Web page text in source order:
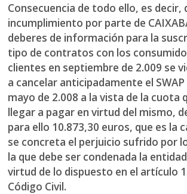
Consecuencia de todo ello, es decir,
incumplimiento por parte de
deberes de información para la
tipo de contratos con los
clientes en septiembre de 2.009 se
a cancelar anticipadamente el SWAP
mayo de 2.008 a la vista de la cuota
llegar a pagar en virtud del mismo,
para ello 10.873,30 euros, que es la
se concreta el perjuicio sufrido por
la que debe ser condenada la
virtud de lo dispuesto en el artículo
Código Civil.